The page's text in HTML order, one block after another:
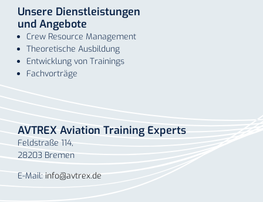
Unsere Dienstleistungen
und Angebote
Crew Resource Management
Theoretische Ausbildung
Entwicklung von Trainings
Fachvorträge
AVTREX Aviation Training Experts
Feldstraße 114,
28203 Bremen
E-Mail:info@avtrex.de